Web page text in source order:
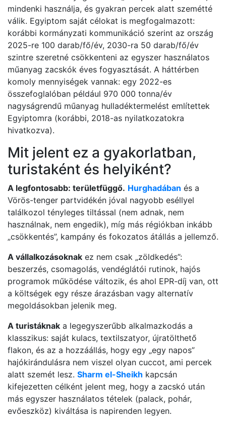
mindenki használja, és gyakran percek alatt szemétté
válik. Egyiptom saját célokat is megfogalmazott:
korábbi kormányzati kommunikáció szerint az ország
2025-re 100 darab/fő/év, 2030-ra 50 darab/fő/év
szintre szeretné csökkenteni az egyszer használatos
műanyag zacskók éves fogyasztását. A háttérben
komoly mennyiségek vannak: egy 2022-es
összefoglalóban például 970 000 tonna/év
nagyságrendű műanyag hulladéktermelést említettek
Egyiptomra (korábbi, 2018-as nyilatkozatokra
hivatkozva).
Mit jelent ez a gyakorlatban,
turistaként és helyiként?
A legfontosabb: területfüggő. Hurghadában és a
Vörös-tenger partvidékén jóval nagyobb eséllyel
találkozol tényleges tiltással (nem adnak, nem
használnak, nem engedik), míg más régiókban inkább
„csökkentés”, kampány és fokozatos átállás a jellemző.
A vállalkozásoknak ez nem csak „zöldkedés”:
beszerzés, csomagolás, vendéglátói rutinok, hajós
programok működése változik, és ahol EPR-díj van, ott
a költségek egy része árazásban vagy alternatív
megoldásokban jelenik meg.
A turistáknak a legegyszerűbb alkalmazkodás a
klasszikus: saját kulacs, textilszatyor, újratölthető
flakon, és az a hozzáállás, hogy egy „egy napos”
hajókirándulásra nem viszel olyan cuccot, ami percek
alatt szemét lesz. Sharm el-Sheikh kapcsán
kifejezetten célként jelent meg, hogy a zacskó után
más egyszer használatos tételek (palack, pohár,
evőeszköz) kiváltása is napirenden legyen.